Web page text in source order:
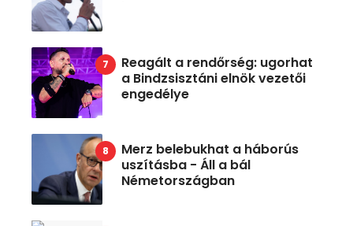
Reagált a rendőrség: ugorhat
a Bindzsisztáni elnök vezetői
engedélye
Merz belebukhat a háborús
uszításba - Áll a bál
Németországban